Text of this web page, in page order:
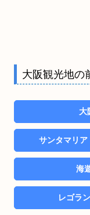
大阪観光地の
大
サンタマリア
海
レゴラ